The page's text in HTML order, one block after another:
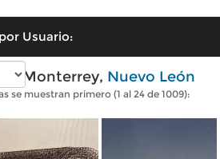
Usuario:
Monterrey, Nuevo León
se muestran primero (1 al 24 de 1009):